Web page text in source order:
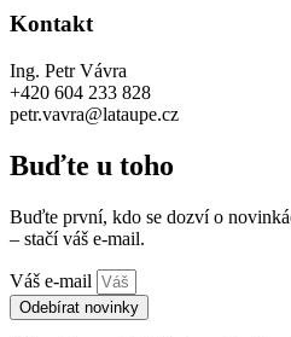
Kontakt
Ing. Petr Vávra
+420 604 233 828
petr.vavra@lataupe.cz
Buďte u toho
Buďte první, kdo se dozví o
– stačí váš e-mail.
Váš e-mail
Odebírat novinky